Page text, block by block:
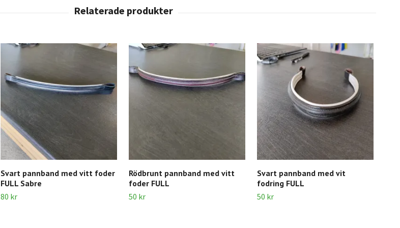
Svart pannband med vitt foder
FULL Sabre
80 kr
Rödbrunt pannband med vitt
foder FULL
50 kr
Svart pannband med vit
fodring FULL
50 kr